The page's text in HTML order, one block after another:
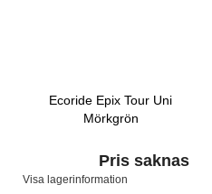
Ecoride Epix Tour Uni
Mörkgrön
Pris saknas
Visa lagerinformation